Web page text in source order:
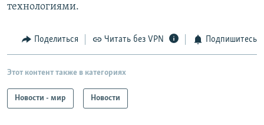
технологиями.
Поделиться Читать без VPN Подпишитесь
Этот контент также в категориях
Новости - мир Новости